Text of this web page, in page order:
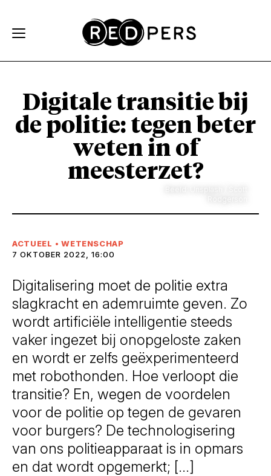
Digitale transitie bij
de politie: tegen beter
weten in of
meesterzet?
ACTUEEL • WETENSCHAP
7 OKTOBER 2022, 16:00
Digitalisering moet de politie extra
slagkracht en ademruimte geven. Zo
wordt artificiële intelligentie steeds
vaker ingezet bij onopgeloste zaken
en wordt er zelfs geëxperimenteerd
met robothonden. Hoe verloopt die
transitie? En, wegen de voordelen
voor de politie op tegen de gevaren
voor burgers? De technologisering
van ons politieapparaat is in opmars
en dat wordt opgemerkt; […]